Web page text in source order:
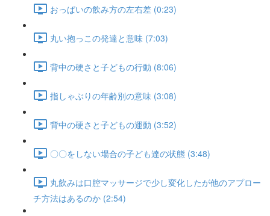
おっぱいの飲み方の左右差 (0:23)
丸い抱っこの発達と意味 (7:03)
背中の硬さと子どもの行動 (8:06)
指しゃぶりの年齢別の意味 (3:08)
背中の硬さと子どもの運動 (3:52)
〇〇をしない場合の子ども達の状態 (3:48)
丸飲みは口腔マッサージで少し変化したが他のアプロー
チ方法はあるのか (2:54)